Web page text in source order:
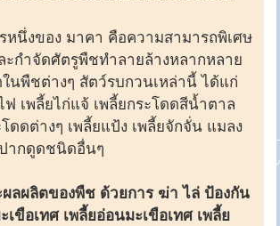
หนึ่งของ มาคา คือความสามารถพิเศษ
ะกำจัดศัตรูพืชทำลายล้างหลากหลาย
นพืชต่างๆ สัตว์รบกวนเหล่านี้ ได้แก่
ฟ เพลี้ยไก่แจ้ เพลี้ยกระโดดสีน้ำตาล
โดดต่างๆ เพลี้ยแป้ง เพลี้ยจักจั่น แมลง
ากดูดชนิดอื่นๆ
ลผลิตของพืช ด้วยการ ฆ่า ไล่ ป้องกัน
เขือเทศ เพลี้ยอ่อนมะเขือเทศ เพลี้ย